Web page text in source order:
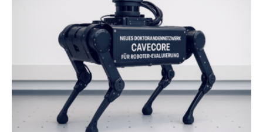
Herausforderungen. Herkömmliche Silizium-
Prozessoren stoßen an ihre Grenzen: Sie verbrauchen
viel Energie, die Speicher- und Verarbeitungseinheiten
sind voneinander getrennt und die Datenübertragung
bremst komplexe Anwendungen aus. Da KI-Modelle
immer größer werden und riesige Datenmengen
verarbeiten müssen, steigt der Bedarf an neuen
Rechenarchitekturen. Neben Quantencomputern
rücken dabei insbesondere…